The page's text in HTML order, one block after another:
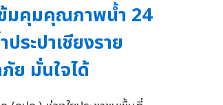
มคุมคุณภาพน้ำ 24
ระปาเชียงราย
ย มั่นใจได้